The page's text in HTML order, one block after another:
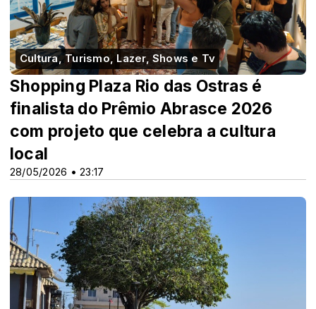
Cultura, Turismo, Lazer, Shows e Tv
28/05/2026 • 23:17
Shopping Plaza Rio das Ostras é
finalista do Prêmio Abrasce 2026
com projeto que celebra a cultura
local